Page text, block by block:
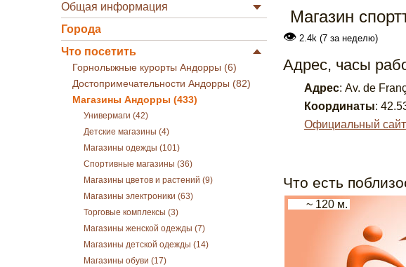
Общая информация
Города
Что посетить
Горнолыжные курорты Андорры (6)
Достопримечательности Андорры (82)
Магазины Андорры (433)
Универмаги (42)
Детские магазины (4)
Магазины одежды (101)
Спортивные магазины (36)
Магазины цветов и растений (9)
Магазины электроники (63)
Торговые комплексы (3)
Магазины женской одежды (7)
Магазины детской одежды (14)
Магазины обуви (17)
Магазин
👁2.4k (7 за неделю)
Адрес, часы
Адрес: Av. de
Координаты:
Официальный сайт
Что есть
~ 120 м.